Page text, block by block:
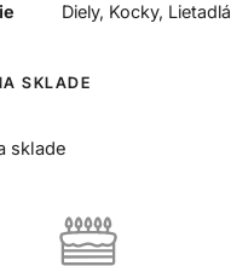
Diely, Kocky, Lietadlá
SKLADE
sklade